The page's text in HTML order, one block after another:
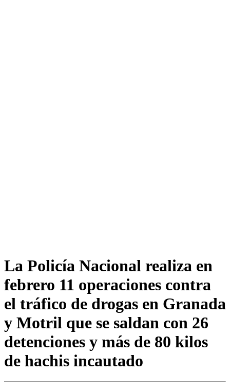
La Policía Nacional realiza en
febrero 11 operaciones contra
el tráfico de drogas en Granada
y Motril que se saldan con 26
detenciones y más de 80 kilos
de hachis incautado